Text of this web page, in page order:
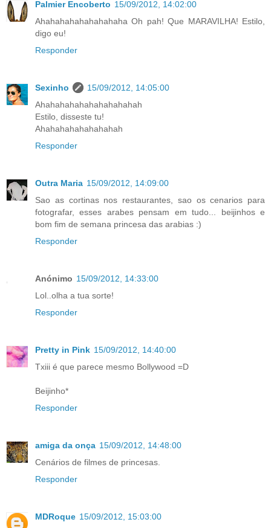
Palmier Encoberto 15/09/2012, 14:02:00
Ahahahahahahahahaha Oh pah! Que MARAVILHA! Estilo,
digo eu!
Responder
Sexinho
15/09/2012, 14:05:00
Ahahahahahahahahahahah
Estilo, disseste tu!
Ahahahahahahahahah
Responder
Outra Maria 15/09/2012, 14:09:00
Sao as cortinas nos restaurantes, sao os cenarios para
fotografar, esses arabes pensam em tudo... beijinhos e
bom fim de semana princesa das arabias :)
Responder
Anónimo 15/09/2012, 14:33:00
Lol..olha a tua sorte!
Responder
Pretty in Pink 15/09/2012, 14:40:00
Txiii é que parece mesmo Bollywood =D
Beijinho*
Responder
amiga da onça 15/09/2012, 14:48:00
Cenários de filmes de princesas.
Responder
MDRoque 15/09/2012, 15:03:00